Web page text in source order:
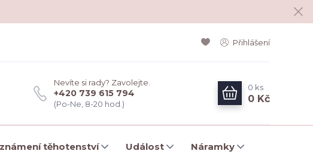
Přihlášení
Nevíte si rady? Zavolejte.
+420 739 615 794
(Po-Ne, 8-20 hod.)
0 ks
0 Kč
těhotenství Událost Náramky